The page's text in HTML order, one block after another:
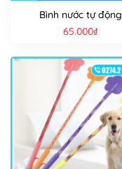
Bình nước tự động
65.000₫